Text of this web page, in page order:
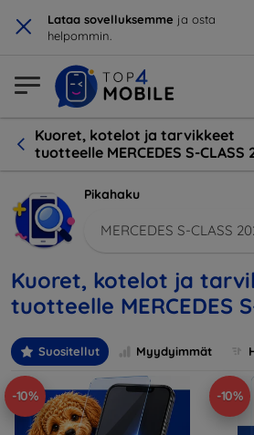
× Lataa sovelluksemme ja osta
helpommin.
Kuoret, kotelot ja tarvikkeet
tuotteelle MERCEDES S-CLASS
Pikahaku
MERCEDES S-CLASS
Kuoret, kotelot ja
tuotteelle MERCEDES
Suositellut Myydyimmät
-10% -10%